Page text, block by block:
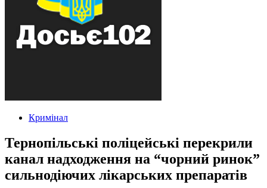
Кримінал
Тернопільські поліцейські перекрили
канал надходження на “чорний ринок”
сильнодіючих лікарських препаратів